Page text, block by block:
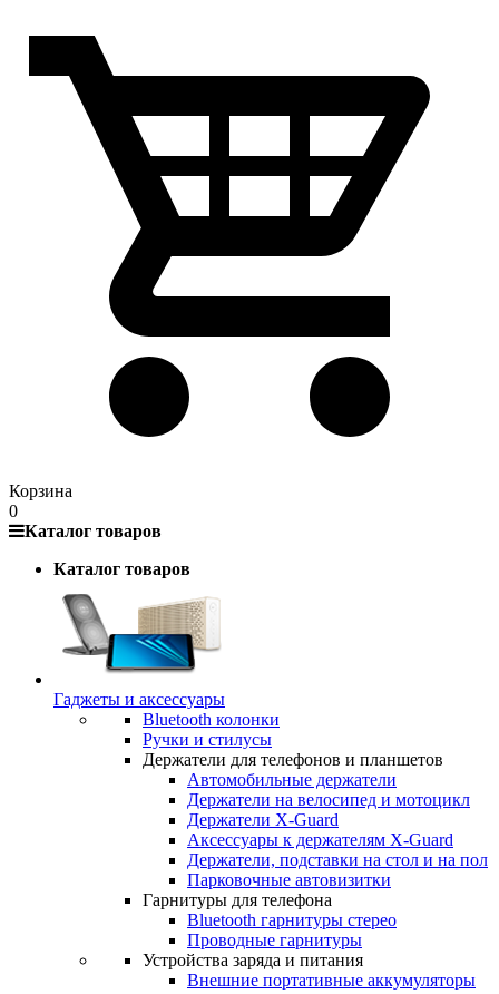
Корзина
0
Каталог товаров
Каталог товаров
Гаджеты и аксессуары
Bluetooth колонки
Ручки и стилусы
Держатели для телефонов и планшетов
Автомобильные держатели
Держатели на велосипед и мотоцикл
Держатели X-Guard
Аксессуары к держателям X-Guard
Держатели, подставки на стол и на пол
Парковочные автовизитки
Гарнитуры для телефона
Bluetooth гарнитуры стерео
Проводные гарнитуры
Устройства заряда и питания
Внешние портативные аккумуляторы